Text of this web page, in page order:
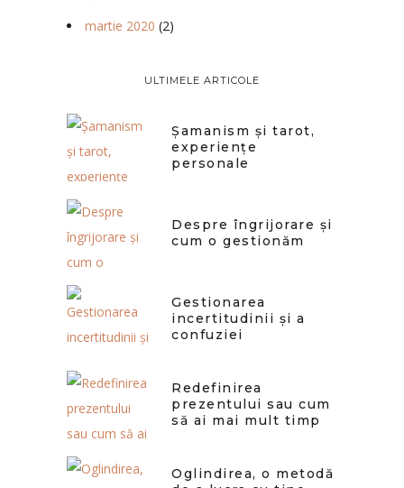
martie 2020 (2)
ULTIMELE ARTICOLE
Șamanism și tarot,
experiențe
personale
Despre îngrijorare și
cum o gestionăm
Gestionarea
incertitudinii și a
confuziei
Redefinirea
prezentului sau cum
să ai mai mult timp
Oglindirea, o metodă